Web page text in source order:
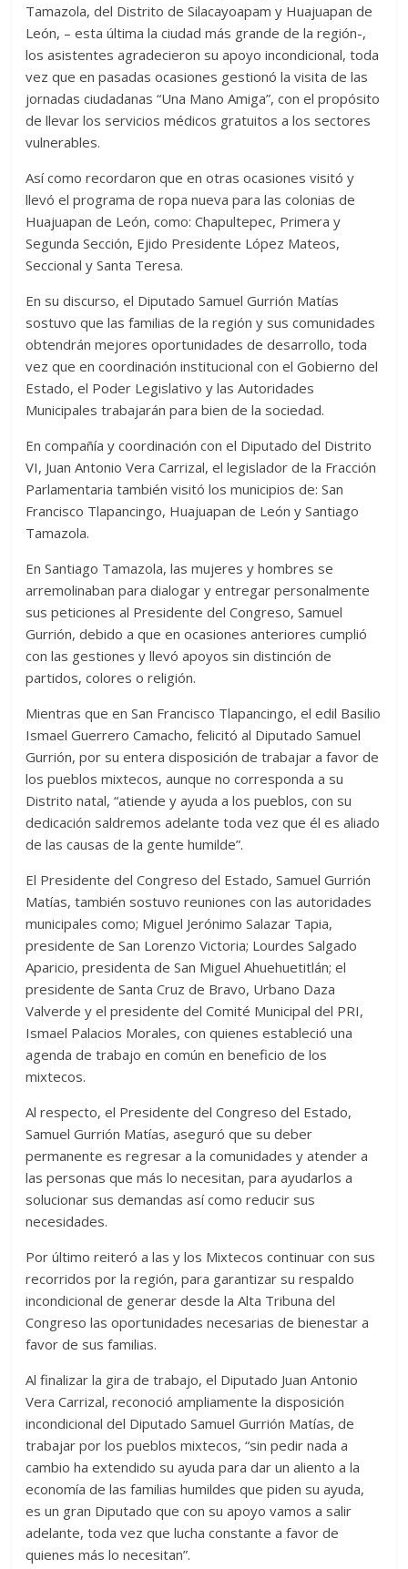
Tamazola, del Distrito de Silacayoapam y Huajuapan de
León, – esta última la ciudad más grande de la región-,
los asistentes agradecieron su apoyo incondicional, toda
vez que en pasadas ocasiones gestionó la visita de las
jornadas ciudadanas “Una Mano Amiga”, con el propósito
de llevar los servicios médicos gratuitos a los sectores
vulnerables.
Así como recordaron que en otras ocasiones visitó y
llevó el programa de ropa nueva para las colonias de
Huajuapan de León, como: Chapultepec, Primera y
Segunda Sección, Ejido Presidente López Mateos,
Seccional y Santa Teresa.
En su discurso, el Diputado Samuel Gurrión Matías
sostuvo que las familias de la región y sus comunidades
obtendrán mejores oportunidades de desarrollo, toda
vez que en coordinación institucional con el Gobierno del
Estado, el Poder Legislativo y las Autoridades
Municipales trabajarán para bien de la sociedad.
En compañía y coordinación con el Diputado del Distrito
VI, Juan Antonio Vera Carrizal, el legislador de la Fracción
Parlamentaria también visitó los municipios de: San
Francisco Tlapancingo, Huajuapan de León y Santiago
Tamazola.
En Santiago Tamazola, las mujeres y hombres se
arremolinaban para dialogar y entregar personalmente
sus peticiones al Presidente del Congreso, Samuel
Gurrión, debido a que en ocasiones anteriores cumplió
con las gestiones y llevó apoyos sin distinción de
partidos, colores o religión.
Mientras que en San Francisco Tlapancingo, el edil Basilio
Ismael Guerrero Camacho, felicitó al Diputado Samuel
Gurrión, por su entera disposición de trabajar a favor de
los pueblos mixtecos, aunque no corresponda a su
Distrito natal, “atiende y ayuda a los pueblos, con su
dedicación saldremos adelante toda vez que él es aliado
de las causas de la gente humilde”.
El Presidente del Congreso del Estado, Samuel Gurrión
Matías, también sostuvo reuniones con las autoridades
municipales como; Miguel Jerónimo Salazar Tapia,
presidente de San Lorenzo Victoria; Lourdes Salgado
Aparicio, presidenta de San Miguel Ahuehuetitlán; el
presidente de Santa Cruz de Bravo, Urbano Daza
Valverde y el presidente del Comité Municipal del PRI,
Ismael Palacios Morales, con quienes estableció una
agenda de trabajo en común en beneficio de los
mixtecos.
Al respecto, el Presidente del Congreso del Estado,
Samuel Gurrión Matías, aseguró que su deber
permanente es regresar a la comunidades y atender a
las personas que más lo necesitan, para ayudarlos a
solucionar sus demandas así como reducir sus
necesidades.
Por último reiteró a las y los Mixtecos continuar con sus
recorridos por la región, para garantizar su respaldo
incondicional de generar desde la Alta Tribuna del
Congreso las oportunidades necesarias de bienestar a
favor de sus familias.
Al finalizar la gira de trabajo, el Diputado Juan Antonio
Vera Carrizal, reconoció ampliamente la disposición
incondicional del Diputado Samuel Gurrión Matías, de
trabajar por los pueblos mixtecos, “sin pedir nada a
cambio ha extendido su ayuda para dar un aliento a la
economía de las familias humildes que piden su ayuda,
es un gran Diputado que con su apoyo vamos a salir
adelante, toda vez que lucha constante a favor de
quienes más lo necesitan”.